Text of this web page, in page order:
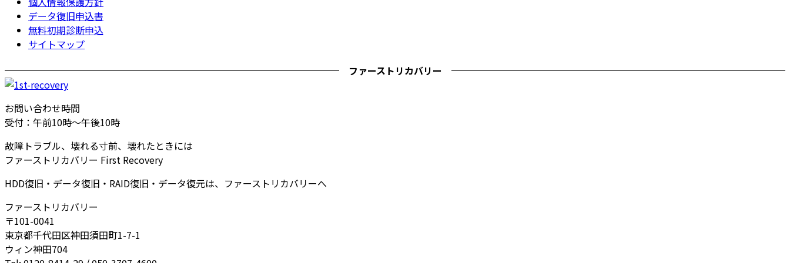
データ復旧申込書
無料初期診断申込
サイトマップ
ファーストリカバリー
お問い合わせ時間
受付：午前10時～午後10時
故障トラブル、壊れる寸前、壊れたときには
ファーストリカバリー First Recovery
HDD復旧・データ復旧・RAID復旧・データ復元は、ファーストリカバリーへ
ファーストリカバリー
〒101-0041
東京都千代田区神田須田町1-7-1
ウィン神田704